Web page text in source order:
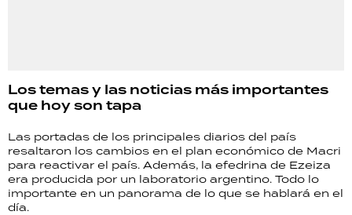
Los temas y las noticias más importantes
que hoy son tapa
Las portadas de los principales diarios del país
resaltaron los cambios en el plan económico de Macri
para reactivar el país. Además, la efedrina de Ezeiza
era producida por un laboratorio argentino. Todo lo
importante en un panorama de lo que se hablará en el
día.